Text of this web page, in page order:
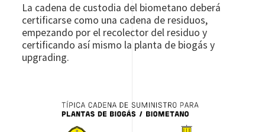
La cadena de custodia del biometano deberá
certificarse como una cadena de residuos,
empezando por el recolector del residuo y
certificando así mismo la planta de biogás y
upgrading.